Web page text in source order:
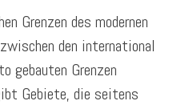
Grenzen des modernen
den international
gebauten Grenzen
Gebiete, die seitens